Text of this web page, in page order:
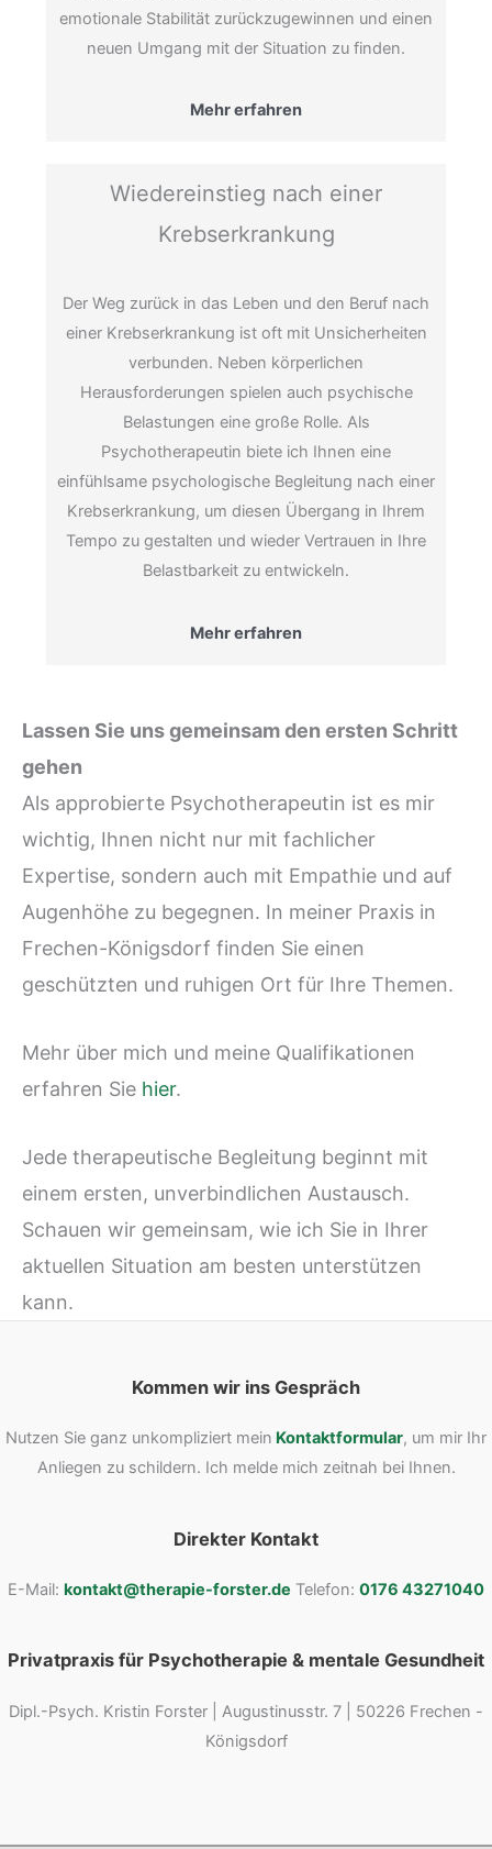
emotionale Stabilität zurückzugewinnen und einen
neuen Umgang mit der Situation zu finden.
Mehr erfahren
Wiedereinstieg nach einer
Krebserkrankung
Der Weg zurück in das Leben und den Beruf nach
einer Krebserkrankung ist oft mit Unsicherheiten
verbunden. Neben körperlichen
Herausforderungen spielen auch psychische
Belastungen eine große Rolle. Als
Psychotherapeutin biete ich Ihnen eine
einfühlsame psychologische Begleitung nach einer
Krebserkrankung, um diesen Übergang in Ihrem
Tempo zu gestalten und wieder Vertrauen in Ihre
Belastbarkeit zu entwickeln.
Mehr erfahren
Lassen Sie uns gemeinsam den ersten Schritt
gehen
Als approbierte Psychotherapeutin ist es mir
wichtig, Ihnen nicht nur mit fachlicher
Expertise, sondern auch mit Empathie und auf
Augenhöhe zu begegnen. In meiner Praxis in
Frechen-Königsdorf finden Sie einen
geschützten und ruhigen Ort für Ihre Themen.
Mehr über mich und meine Qualifikationen
erfahren Sie hier.
Jede therapeutische Begleitung beginnt mit
einem ersten, unverbindlichen Austausch.
Schauen wir gemeinsam, wie ich Sie in Ihrer
aktuellen Situation am besten unterstützen
kann.
Kommen wir ins Gespräch
Nutzen Sie ganz unkompliziert mein Kontaktformular, um mir Ihr
Anliegen zu schildern. Ich melde mich zeitnah bei Ihnen.
Direkter Kontakt
E-Mail: kontakt@therapie-forster.de Telefon: 0176 43271040
Privatpraxis für Psychotherapie & mentale Gesundheit
Dipl.-Psych. Kristin Forster | Augustinusstr. 7 | 50226 Frechen -
Königsdorf